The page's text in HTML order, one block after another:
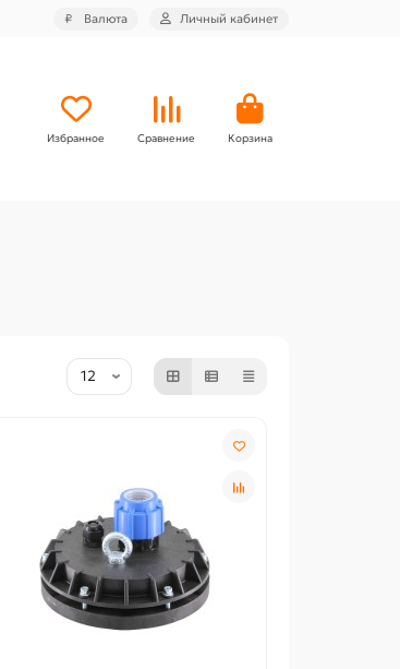
₽ Валюта Личный кабинет
Избранное Сравнение Корзина